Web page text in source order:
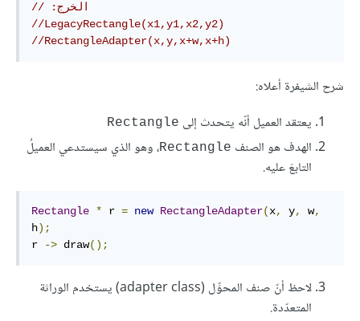
// :الخرج
//LegacyRectangle(x1,y1,x2,y2)
//RectangleAdapter(x,y,x+w,x+h)
شرح الشيفرة أعلاه:
يعتقد العميل أنّه يتحدث إلى ‎Rectangle‎
الهدف هو الصنف ‎Rectangle‎، وهو الذي سيستدعي العميلُ
التابعَ عليه.
Rectangle * r = new RectangleAdapter(x, y, w,
h);
r
-> draw();
لاحظ أنّ صنف المحوِّل (adapter class) يستخدم الوراثة
المتعدّدة.